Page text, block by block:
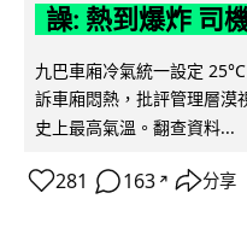
譟: 熱到爆炸 司
九巴車廂冷氣統一設定
訴車廂悶熱，批評管理層漠
史上最高氣溫。翻查資料...
281 163 ↗ 分享